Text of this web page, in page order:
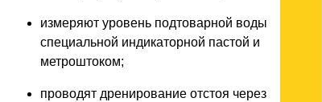
измеряют уровень подтоварной воды
специальной индикаторной пастой и
метроштоком;
проводят дренирование отстоя через